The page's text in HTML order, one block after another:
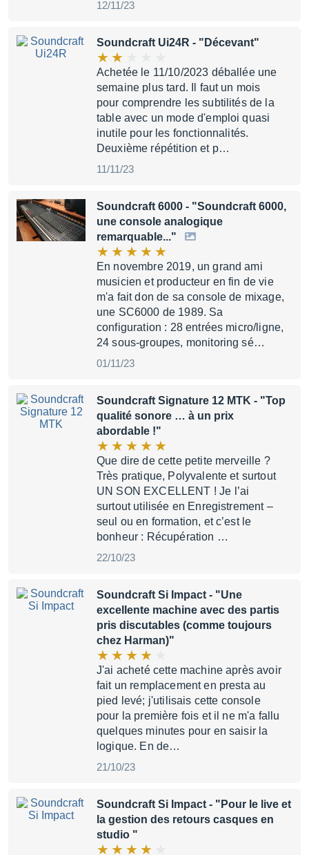
12/11/23
Soundcraft Ui24R - "Décevant"
Achetée le 11/10/2023 déballée une
semaine plus tard. Il faut un mois
pour comprendre les subtilités de la
table avec un mode d'emploi quasi
inutile pour les fonctionnalités.
Deuxième répétition et p…
11/11/23
Soundcraft 6000 - "Soundcraft 6000,
une console analogique
remarquable..."
En novembre 2019, un grand ami
musicien et producteur en fin de vie
m'a fait don de sa console de mixage,
une SC6000 de 1989. Sa
configuration : 28 entrées micro/ligne,
24 sous-groupes, monitoring sé…
01/11/23
Soundcraft Signature 12 MTK - "Top
qualité sonore … à un prix
abordable !"
Que dire de cette petite merveille ?
Très pratique, Polyvalente et surtout
UN SON EXCELLENT ! Je l’ai
surtout utilisée en Enregistrement –
seul ou en formation, et c’est le
bonheur : Récupération …
22/10/23
Soundcraft Si Impact - "Une
excellente machine avec des partis
pris discutables (comme toujours
chez Harman)"
J'ai acheté cette machine après avoir
fait un remplacement en presta au
pied levé; j'utilisais cette console
pour la première fois et il ne m'a fallu
quelques minutes pour en saisir la
logique. En de…
21/10/23
Soundcraft Si Impact - "Pour le live et
la gestion des retours casques en
studio "